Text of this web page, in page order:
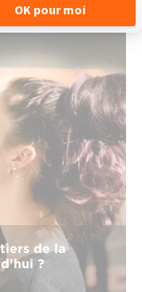
de la
?